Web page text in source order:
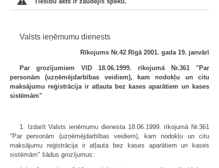
Valsts ieņēmumu dienests
Rīkojums Nr.42 Rīgā 2001. gada 19. janvārī
Par grozījumiem VID 18.06.1999. rīkojumā Nr.361 "Par
personām (uzņēmējdarbības veidiem), kam nodokļu un citu
maksājumu reģistrācija ir atļauta bez kases aparātiem un kases
sistēmām"
1. Izdarīt Valsts ieņēmumu dienesta 18.06.1999. rīkojumā Nr.361
"Par personām (uzņēmējdarbības veidiem), kam nodokļu un citu
maksājumu reģistrācija ir atļauta bez kases aparātiem un kases
sistēmām" šādus grozījumus: